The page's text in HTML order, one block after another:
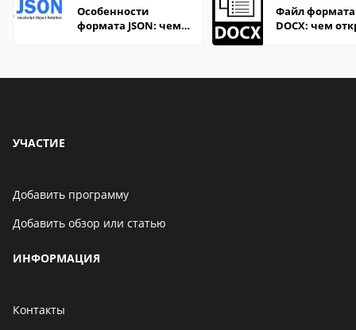
Особенности
формата JSON: чем
Файл формата
DOCX: чем
УЧАСТИЕ
Добавить программу
Добавить обзор или статью
ИНФОРМАЦИЯ
Контакты